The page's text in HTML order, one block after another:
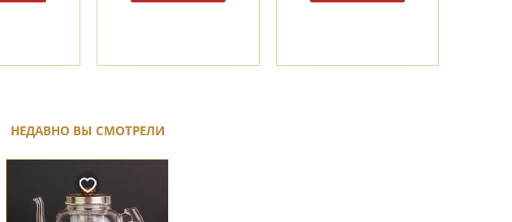
НЕДАВНО ВЫ СМОТРЕЛИ